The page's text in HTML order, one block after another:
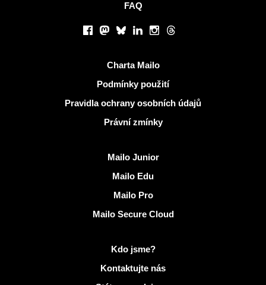
FAQ
Facebook
Mastodon
BlueskyLinkedInInstagram
Threads
Charta Mailo
Podmínky použití
Pravidla ochrany osobních údajů
Právní zmínky
Mailo Junior
Mailo Edu
Mailo Pro
Mailo Secure Cloud
Kdo jsme?
Kontaktujte nás